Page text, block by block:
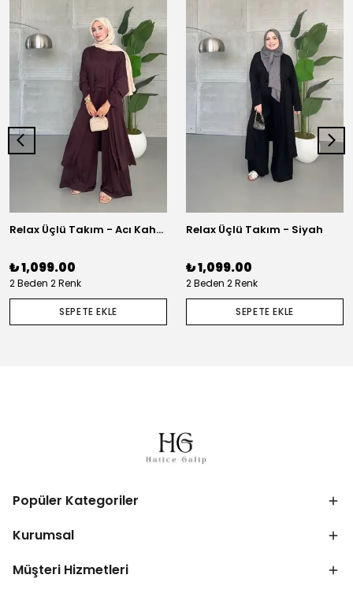
Relax Üçlü Takım - Acı Kahve
₺ 1,099.00
2 Beden 2 Renk
SEPETE EKLE
Relax Üçlü Takım - Siyah
₺ 1,099.00
2 Beden 2 Renk
SEPETE EKLE
Popüler Kategoriler
Kurumsal
Müşteri Hizmetleri